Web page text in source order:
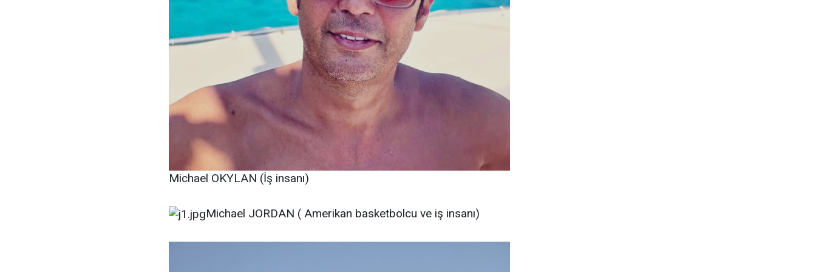
Michael OKYLAN (İş insanı)
Michael JORDAN ( Amerikan basketbolcu ve iş insanı)